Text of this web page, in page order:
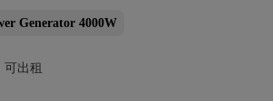
Generator 4000W
可出租